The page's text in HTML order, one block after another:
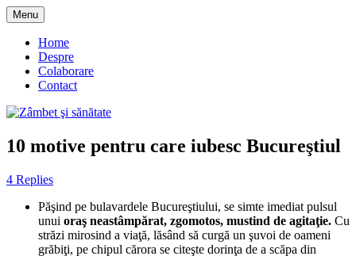
Skip
to
content
Zâmbet şi sănătate
Menu
Home
Despre
Colaborare
Contact
10 motive pentru care iubesc Bucureştiul
4 Replies
Păşind pe bulavardele Bucureştiului, se simte imediat pulsul
unui oraş neastâmpărat, zgomotos, mustind de agitaţie. Cu
străzi mirosind a viaţă, lăsând să curgă un şuvoi de oameni
grăbiţi, pe chipul cărora se citeşte dorinţa de a scăpa din